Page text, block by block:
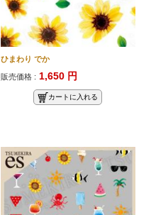
ひまわり でか
販売価格 : 1,650 円
カートに入れる